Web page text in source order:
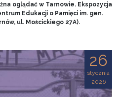
oglądać w Tarnowie. Ekspozycja
Edukacji o Pamięci im. gen.
ul. Mościckiego 27A).
26
stycznia
2026